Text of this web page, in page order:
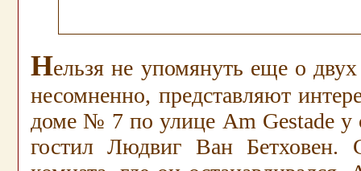
Нельзя не упомянуть еще о
несомненно, представляют
доме № 7 по улице Am Gestadeу
гостил Людвиг Ван Бетховен.